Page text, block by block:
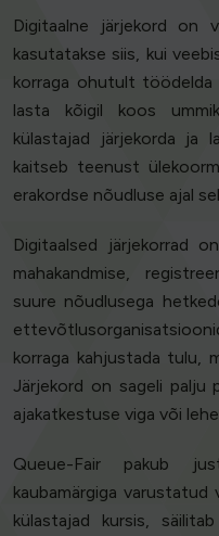
Digitaalne järjekord on
kasutatakse siis, kui
korraga ohutult töödelda
lasta kõigil koos
külastajad järjekorda ja
kaitseb teenust
erakordse nõudluse ajal
Digitaalsed järjekorrad
mahakandmise,
suure nõudlusega
korraga kahjustada tulu,
Järjekord on sageli palju
ajakatkestuse viga või
Queue-Fair pakub
kaubamärgiga
külastajad kursis,